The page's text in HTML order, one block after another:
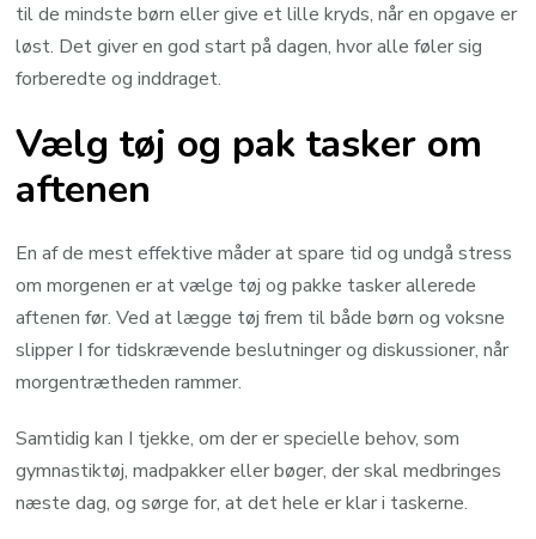
til de mindste børn eller give et lille kryds, når en opgave er
løst. Det giver en god start på dagen, hvor alle føler sig
forberedte og inddraget.
Vælg tøj og pak tasker om
aftenen
En af de mest effektive måder at spare tid og undgå stress
om morgenen er at vælge tøj og pakke tasker allerede
aftenen før. Ved at lægge tøj frem til både børn og voksne
slipper I for tidskrævende beslutninger og diskussioner, når
morgentrætheden rammer.
Samtidig kan I tjekke, om der er specielle behov, som
gymnastiktøj, madpakker eller bøger, der skal medbringes
næste dag, og sørge for, at det hele er klar i taskerne.